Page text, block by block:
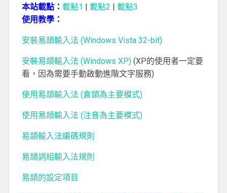
本站載點： 載點1 載點2
載點3
使用教學：
安裝易頡輸入法 (Windows Vista 32-bit)
安裝易頡輸入法 (Windows XP)(XP的使用者一定要
看，因為需要手動啟動進階文字服務)
使用易頡輸入法 (倉頡為主要模式)
使用易頡輸入法 (注音為主要模式)
易頡輸入法編碼規則
易頡詞組輸入法規則
易頡的設定項目